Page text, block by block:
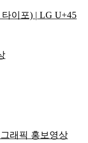
이포) | LG U+45
래픽 홍보영상